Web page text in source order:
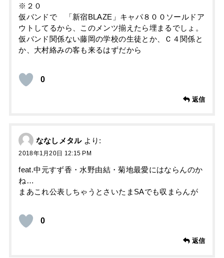
※２０
仮バンドで 「新宿BLAZE」キャパ８００ソールドア
ウトしてるから、このメンツ揃えたら埋まるでしょ。
仮バンド関係ない藤岡の学校の生徒とか、Ｃ４関係と
か、大村絡みの客も来るはずだから
0
返信
ななしメタル より:
2018年1月20日 12:15 PM
feat.中元すず香・水野由結・菊地最愛にはならんのか
ね…
まあこれ公表しちゃうとさいたまSAでも収まらんが
0
返信